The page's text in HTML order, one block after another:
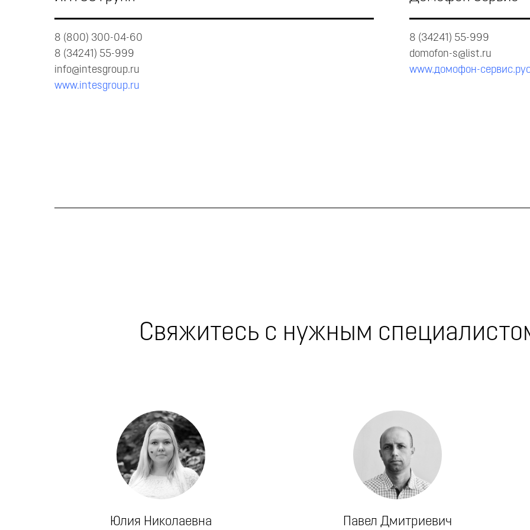
8 (800) 300-04-60
8 (34241) 55-999
info@intesgroup.ru
www.intesgroup.ru
8 (34241) 55-999
domofon-s@list.ru
www.домофон-
Свяжитесь с нужным
Юлия Николаевна Павел Дмитриевич